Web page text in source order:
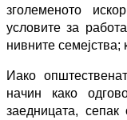
зголеменото
условите за
нивните семејства;
Иако
начин како
заедницата,